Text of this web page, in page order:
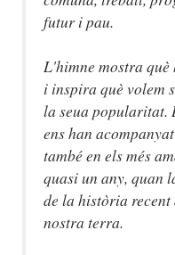
futur i pau.
L'himne mostra què
i inspira què volem
la seua popularitat.
ens han
també en els més
quasi un any, quan
de la història
nostra terra.